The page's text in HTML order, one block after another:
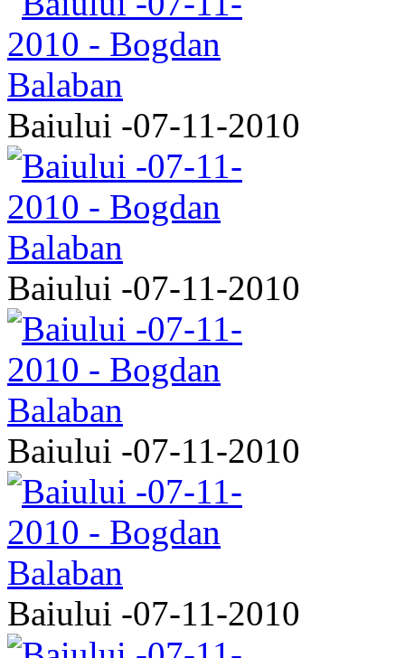
Baiului -07-11-2010
Baiului -07-11-2010
Baiului -07-11-2010
Baiului -07-11-2010